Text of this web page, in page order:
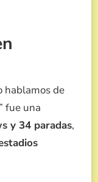
hablamos de
” fue una
y 34 paradas,